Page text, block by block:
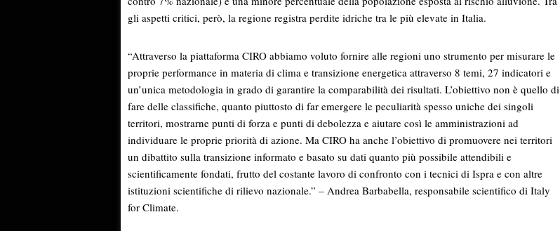
gli aspetti critici, però, la regione registra perdite idriche tra le più elevate in Italia.
“Attraverso la piattaforma CIRO abbiamo voluto fornire alle regioni uno strumento per misurare le
proprie performance in materia di clima e transizione energetica attraverso 8 temi, 27 indicatori e
un’unica metodologia in grado di garantire la comparabilità dei risultati. L’obiettivo non è quello di
fare delle classifiche, quanto piuttosto di far emergere le peculiarità spesso uniche dei singoli
territori, mostrarne punti di forza e punti di debolezza e aiutare così le amministrazioni ad
individuare le proprie priorità di azione. Ma CIRO ha anche l’obiettivo di promuovere nei territori
un dibattito sulla transizione informato e basato su dati quanto più possibile attendibili e
scientificamente fondati, frutto del costante lavoro di confronto con i tecnici di Ispra e con altre
istituzioni scientifiche di rilievo nazionale.” – Andrea Barbabella, responsabile scientifico di Italy
for Climate.